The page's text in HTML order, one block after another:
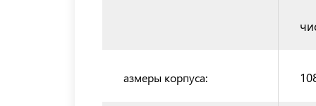
азмеры корпуса: